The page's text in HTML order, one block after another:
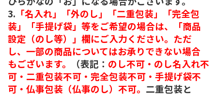
3. 「名入れ」「外のし」「二重包装」「完全包
装」「手提げ袋」等をご希望の場合は、「商品
設定（のし等）」欄にご入力ください。ただ
し、一部の商品についてはお承りできない場合
もございます。
（表記： のし不可・のし名入れ不
可・二重包装不可・完全包装不可・手提げ袋不
可・仏事包装（仏事のし）不可。 二重包装と